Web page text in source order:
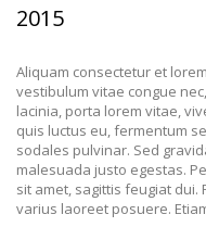
2015
Aliquam consectetur et
vestibulum vitae congue
lacinia, porta lorem vitae,
quis luctus eu, fermentum
sodales pulvinar. Sed
malesuada justo egestas.
sit amet, sagittis feugiat
varius laoreet posuere.